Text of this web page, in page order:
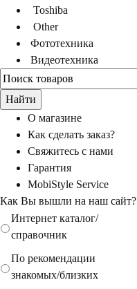
Toshiba
Other
Фототехника
идеотехника
О магазине
Как сделать заказ?
Свяжитесь с нами
Гарантия
MobiStyle Service
Как Вы вышли на наш сайт?
Интернет каталог/
справочник
По рекомендации
знакомых/близких